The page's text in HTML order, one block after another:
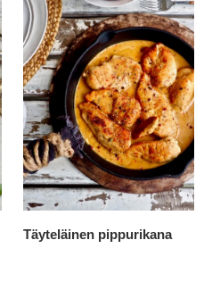
Täyteläinen pippurikana